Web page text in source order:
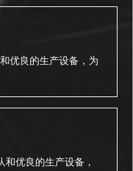
优良的生产设备，为
优良的生产设备，